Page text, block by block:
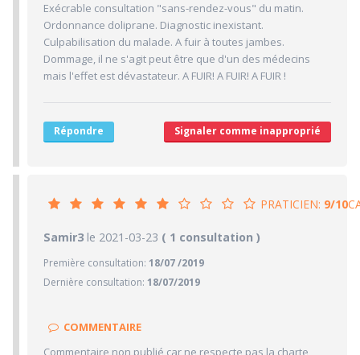
5/10 Ponctualité/Temps en salle d'attente/Retard
CABINET/LOCAUX5/10
5/10 Desserte par les transports en commun
5/10 Agréabilité des locaux
Exécrable consultation "sans-rendez-vous" du matin.
Ordonnance doliprane. Diagnostic inexistant.
Culpabilisation du malade. A fuir à toutes jambes.
Dommage, il ne s'agit peut être que d'un des médecins
mais l'effet est dévastateur. A FUIR! A FUIR! A FUIR !
Répondre Signaler comme inapproprié
PRATICIEN: 9/10
PRATICIEN9/10
10/10 Confiance accordée
10/10 Sympathie
Samir3 le 2021-03-23 ( 1 consultation )
Première consultation: 18/07 /2019
Dernière consultation: 18/07/2019
COMMENTAIRE
Commentaire non publié car ne respecte pas la charte